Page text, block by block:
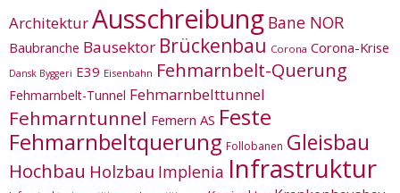
ArchitekturAusschreibung Bane NOR
Baubranche Bausektor Brückenbau Corona Corona-Krise
Dansk Byggeri E39 Eisenbahn Fehmarnbelt-Querung
Fehmarnbelt-Tunnel Fehmarnbelttunnel
Fehmarntunnel Femern AS Feste
Fehmarnbeltquerung Follobanen Gleisbau
Hochbau Holzbau Implenia Infrastruktur